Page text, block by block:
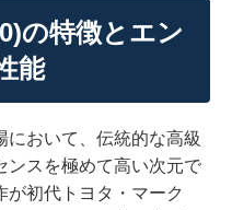
の特徴とエン
能
において、伝統的な高級
ンスを極めて高い次元で
初代トヨタ・マーク